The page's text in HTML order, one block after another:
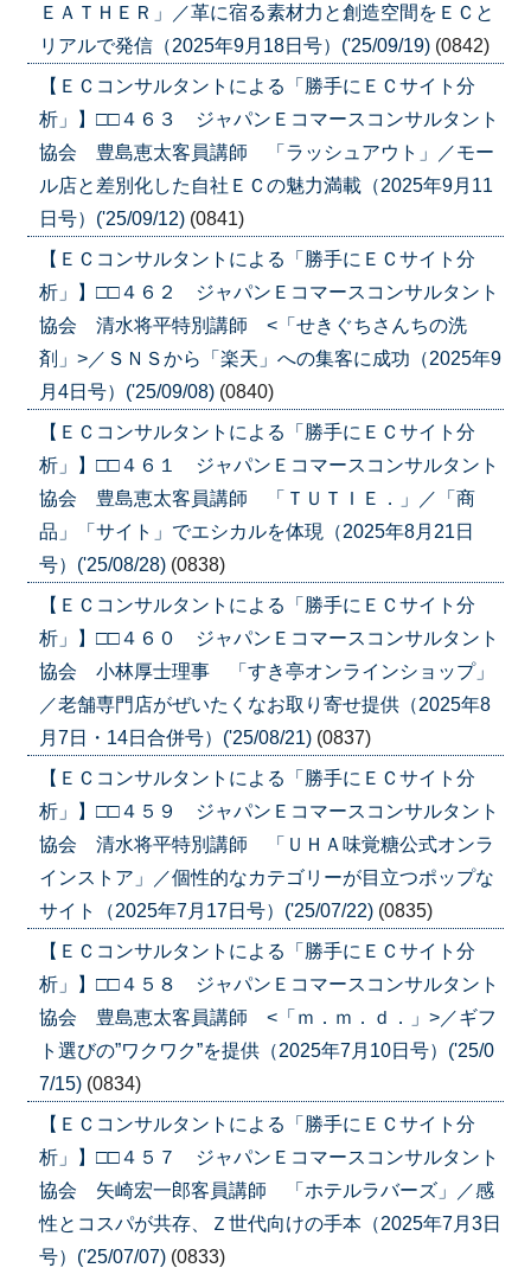
ＥＡＴＨＥＲ」／革に宿る素材力と創造空間をＥＣと
リアルで発信（2025年9月18日号）('25/09/19) (0842)
【ＥＣコンサルタントによる「勝手にＥＣサイト分
析」】□□４６３ ジャパンＥコマースコンサルタント
協会 豊島恵太客員講師 「ラッシュアウト」／モー
ル店と差別化した自社ＥＣの魅力満載（2025年9月11
日号）('25/09/12) (0841)
【ＥＣコンサルタントによる「勝手にＥＣサイト分
析」】□□４６２ ジャパンＥコマースコンサルタント
協会 清水将平特別講師 <「せきぐちさんちの洗
剤」>／ＳＮＳから「楽天」への集客に成功（2025年9
月4日号）('25/09/08) (0840)
【ＥＣコンサルタントによる「勝手にＥＣサイト分
析」】□□４６１ ジャパンＥコマースコンサルタント
協会 豊島恵太客員講師 「ＴＵＴＩＥ．」／「商
品」「サイト」でエシカルを体現（2025年8月21日
号）('25/08/28) (0838)
【ＥＣコンサルタントによる「勝手にＥＣサイト分
析」】□□４６０ ジャパンＥコマースコンサルタント
協会 小林厚士理事 「すき亭オンラインショップ」
／老舗専門店がぜいたくなお取り寄せ提供（2025年8
月7日・14日合併号）('25/08/21) (0837)
【ＥＣコンサルタントによる「勝手にＥＣサイト分
析」】□□４５９ ジャパンＥコマースコンサルタント
協会 清水将平特別講師 「ＵＨＡ味覚糖公式オンラ
インストア」／個性的なカテゴリーが目立つポップな
サイト（2025年7月17日号）('25/07/22) (0835)
【ＥＣコンサルタントによる「勝手にＥＣサイト分
析」】□□４５８ ジャパンＥコマースコンサルタント
協会 豊島恵太客員講師 <「ｍ．ｍ．ｄ．」>／ギフ
ト選びの”ワクワク”を提供（2025年7月10日号）('25/0
7/15) (0834)
【ＥＣコンサルタントによる「勝手にＥＣサイト分
析」】□□４５７ ジャパンＥコマースコンサルタント
協会 矢崎宏一郎客員講師 「ホテルラバーズ」／感
性とコスパが共存、Ｚ世代向けの手本（2025年7月3日
号）('25/07/07) (0833)